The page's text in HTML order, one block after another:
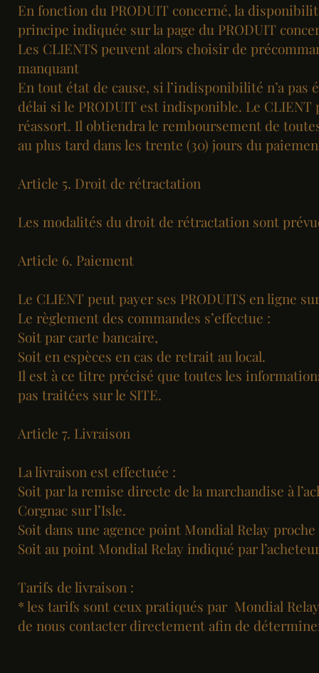
En fonction du PRODUIT concerné, la
principe indiquée sur la page du PRODUIT
Les CLIENTS peuvent alors choisir de
manquant
En tout état de cause, si l’indisponibilité n’a pas
délai si le PRODUIT est indisponible. Le
réassort. Il obtiendra le remboursement de
au plus tard dans les trente (30) jours du
Article 5. Droit de rétractation
Les modalités du droit de rétractation sont
Article 6. Paiement
Le CLIENT peut payer ses PRODUITS en ligne
Le règlement des commandes s’effectue :
Soit par carte bancaire,
Soit en espèces en cas de retrait au local.
Il est à ce titre précisé que toutes les
pas traitées sur le SITE.
Article 7. Livraison
La livraison est effectuée :
Soit par la remise directe de la marchandise à
Corgnac sur l’Isle.
Soit dans une agence point Mondial Relay
Soit au point Mondial Relay indiqué par
Tarifs de livraison :
* les tarifs sont ceux pratiqués par Mondial
de nous contacter directement afin de